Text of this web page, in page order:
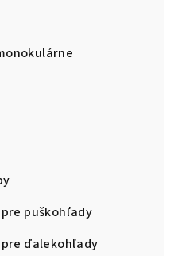
puškohľady
ďalekohľady